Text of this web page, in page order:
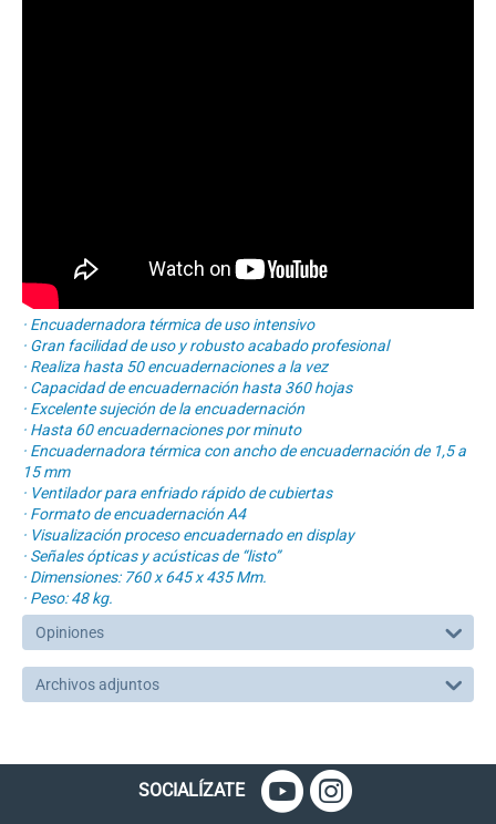
· Encuadernadora térmica de uso intensivo
· Gran facilidad de uso y robusto acabado profesional
· Realiza hasta 50 encuadernaciones a la vez
· Capacidad de encuadernación hasta 360 hojas
· Excelente sujeción de la encuadernación
· Hasta 60 encuadernaciones por minuto
· Encuadernadora térmica con ancho de encuadernación de 1,5 a
15 mm
· Ventilador para enfriado rápido de cubiertas
· Formato de encuadernación A4
· Visualización proceso encuadernado en display
· Señales ópticas y acústicas de “listo”
· Dimensiones: 760 x 645 x 435 Mm.
· Peso: 48 kg.
Opiniones
Archivos adjuntos
SOCIALÍZATE